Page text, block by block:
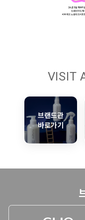
VISIT
브랜드관
바로가기